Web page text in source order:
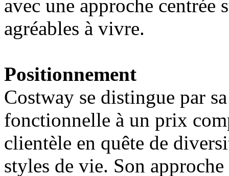
avec une approche
agréables à vivre.
Positionnement
Costway se distingue par
fonctionnelle à un prix
clientèle en quête de
styles de vie. Son